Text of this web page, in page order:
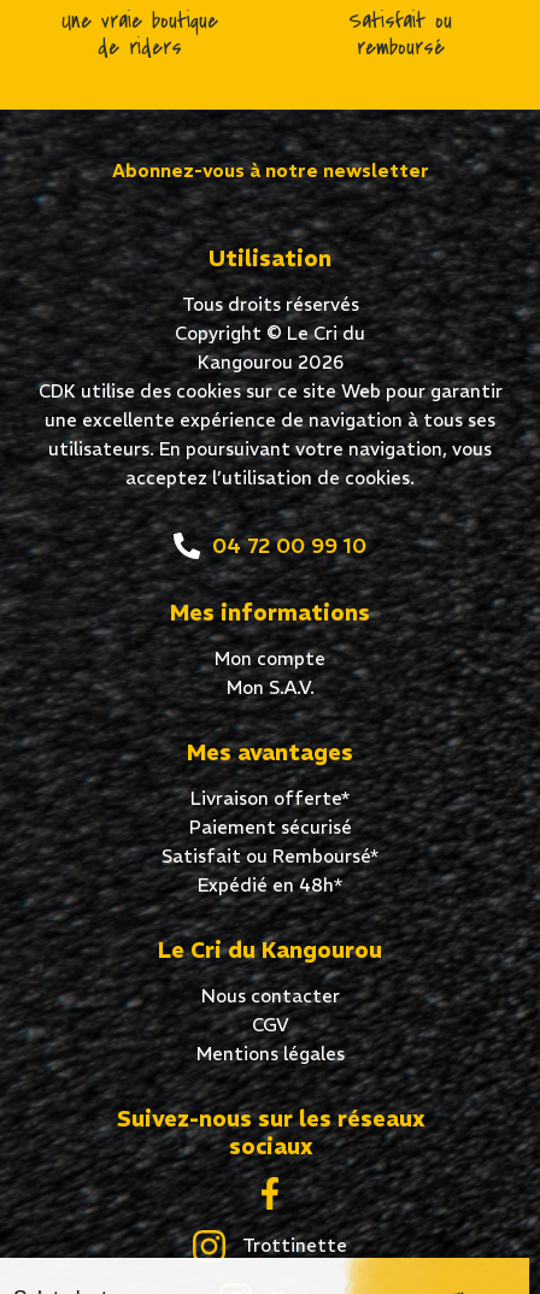
Une vraie boutique
de riders
Satisfait ou
remboursé
Abonnez-vous à notre newsletter
Utilisation
Tous droits réservés
Copyright © Le Cri du
Kangourou 2026
CDK utilise des cookies sur ce site Web pour garantir
une excellente expérience de navigation à tous ses
utilisateurs. En poursuivant votre navigation, vous
acceptez l’utilisation de cookies.
04 72 00 99 10
Mes informations
Mon compte
Mon S.A.V.
Mes avantages
Livraison offerte*
Paiement sécurisé
Satisfait ou Remboursé*
Expédié en 48h*
Le Cri du Kangourou
Nous contacter
CGV
Mentions légales
Suivez-nous sur les réseaux
sociaux
Trottinette